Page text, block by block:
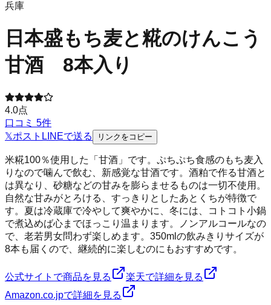
兵庫
日本盛もち麦と糀のけんこう
甘酒 8本入り
4.0点
口コミ 5件
𝕏ポスト LINEで送る リンクをコピー
米糀100％使用した「甘酒」です。ぷちぷち食感のもち麦入
りなので噛んで飲む、新感覚な甘酒です。酒粕で作る甘酒と
は異なり、砂糖などの甘みを膨らませるものは一切不使用。
自然な甘みがとろける、すっきりとしたあとくちが特徴で
す。夏は冷蔵庫で冷やして爽やかに、冬には、コトコト小鍋
で煮込めば心までほっこり温まります。ノンアルコールなの
で、老若男女問わず楽しめます。350mlの飲みきりサイズが
8本も届くので、継続的に楽しむのにもおすすめです。
公式サイトで商品を見る
楽天で詳細を見る
Amazon.co.jpで詳細を見る